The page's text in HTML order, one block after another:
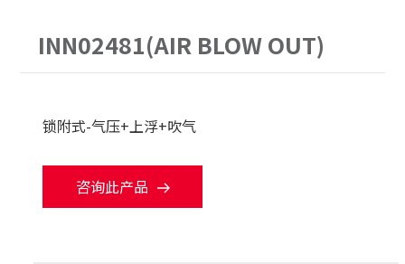
INN02481(AIR BLOW OUT)
锁附式-气压+上浮+吹气
咨询此产品